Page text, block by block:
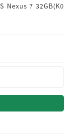
Nexus 7 32GB(K0